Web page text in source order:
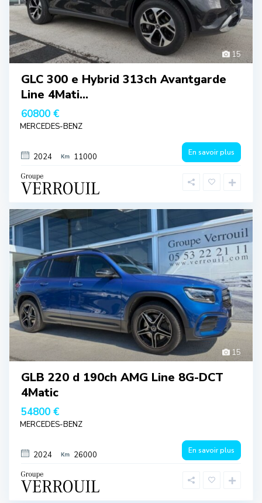
15
GLC 300 e Hybrid 313ch Avantgarde
Line 4Mati...
60800 €
MERCEDES-BENZ
2024 11000 En savoir plus
15
GLB 220 d 190ch AMG Line 8G-DCT
4Matic
54800 €
MERCEDES-BENZ
2024 26000 En savoir plus